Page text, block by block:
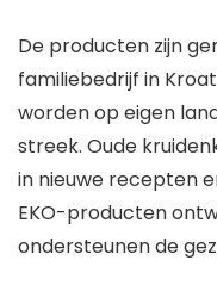
De producten zijn
familiebedrijf in
worden op eigen
streek. Oude
in nieuwe recepten
EKO-producten
ondersteunen de